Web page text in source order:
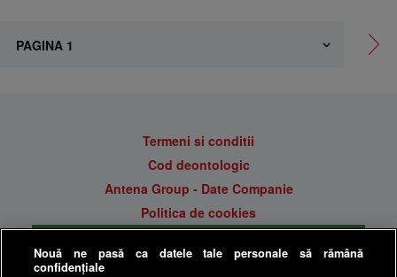
Termeni si conditii
Cod deontologic
Antena Group - Date Companie
Politica de cookies
Politica de confidentialitate
Nouă ne pasă ca datele tale personale să rămână
confidențiale